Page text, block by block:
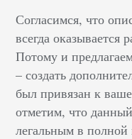
Согласимся, что
всегда
Потому и
– создать
был привязан к
отметим, что
легальным в